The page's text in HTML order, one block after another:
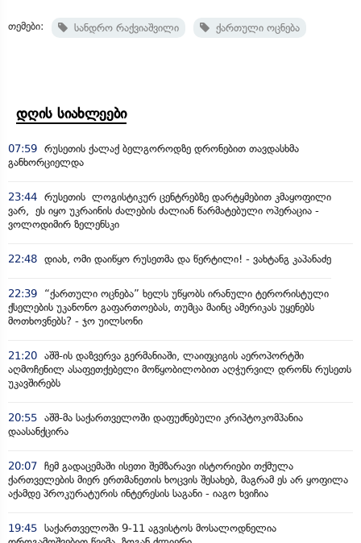
თემები: სანდრო რაქვიაშვილი ქართული ოცნება
დღის სიახლეები
07:59 რუსეთის ქალაქ ბელგოროდზე დრონებით თავდასხმა
განხორციელდა
23:44 რუსეთის ლოგისტიკურ ცენტრებზე დარტყმებით კმაყოფილი
ვარ, ეს იყო უკრაინის ძალების ძალიან წარმატებული ოპერაცია -
ვოლოდიმირ ზელენსკი
22:48 დიახ, ომი დაიწყო რუსეთმა და წერტილი! - ვახტანგ კაპანაძე
22:39
“ქართული ოცნება” ხელს უწყობს ირანული ტერორისტული
ქსელების უკანონო გაფართოებას, თუმცა მაინც ამერიკას უყენებს
მოთხოვნებს? - ჯო უილსონი
21:20 აშშ-ის დაზვერვა გერმანიაში, ლაიფციგის აეროპორტში
აღმოჩენილ ასაფეთქებელი მოწყობილობით აღჭურვილ დრონს რუსეთს
უკავშირებს
20:55 აშშ-მა საქართველოში დაფუძნებული კრიპტოკომპანია
დაასანქცირა
20:07 ჩემ გადაცემაში ისეთი შემზარავი ისტორიები თქმულა
ქართველების მიერ ერთმანეთის ხოცვის შესახებ, მაგრამ ეს არ ყოფილა
აქამდე პროკურატურის ინტერესის საგანი - იაგო ხვიჩია
19:45 საქართველოში 9-11 აგვისტოს მოსალოდნელია